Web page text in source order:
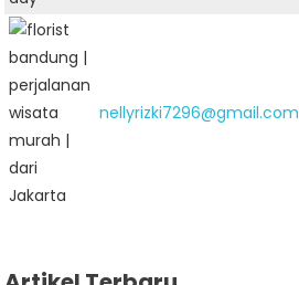
nellyrizki7296@gmail.com